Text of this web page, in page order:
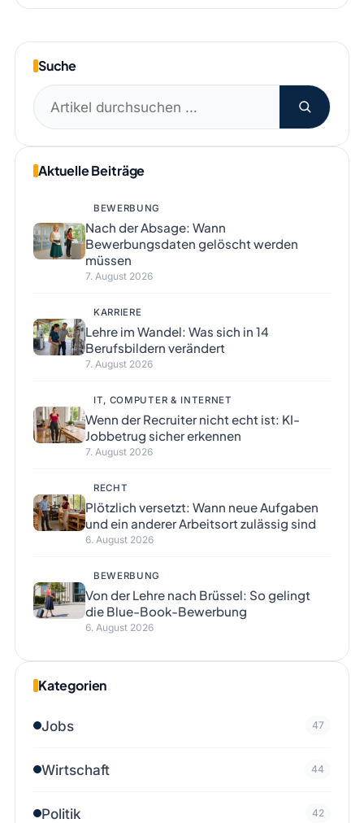
Suche
Suchen
nach:
Aktuelle Beiträge
BEWERBUNG
Nach der Absage: Wann
Bewerbungsdaten gelöscht werden
müssen
7. August 2026
KARRIERE
Lehre im Wandel: Was sich in 14
Berufsbildern verändert
7. August 2026
IT, COMPUTER & INTERNET
Wenn der Recruiter nicht echt ist: KI-
Jobbetrug sicher erkennen
7. August 2026
RECHT
Plötzlich versetzt: Wann neue Aufgaben
und ein anderer Arbeitsort zulässig sind
6. August 2026
BEWERBUNG
Von der Lehre nach Brüssel: So gelingt
die Blue-Book-Bewerbung
6. August 2026
Kategorien
Jobs 47
Wirtschaft 44
Politik 42